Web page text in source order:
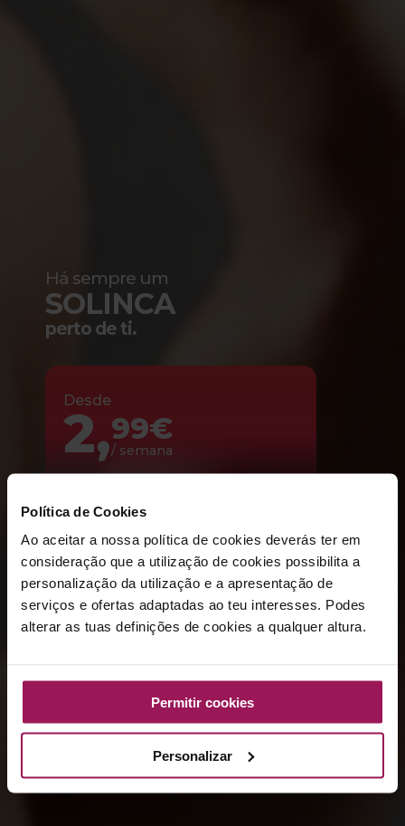
Política de Cookies
Ao aceitar a nossa política de cookies deverás ter em
consideração que a utilização de cookies possibilita a
personalização da utilização e a apresentação de
serviços e ofertas adaptadas ao teu interesses. Podes
alterar as tuas definições de cookies a qualquer altura.
Permitir cookies
Personalizar
Há sempre um
SOLINCA
perto de ti.
Desde
2,99€
/ semana
Desde
4,99€
/ semana
Com Piscina
SAIBA MAIS